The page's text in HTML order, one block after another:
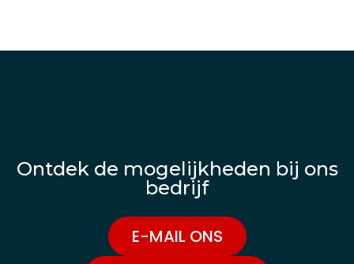
Ontdek de mogelijkheden bij ons
bedrijf
E-MAIL ONS